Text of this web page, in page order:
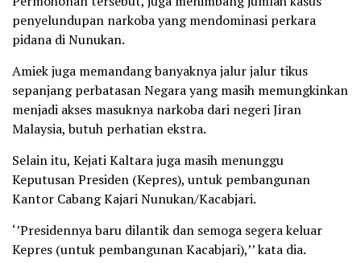
penyelundupan narkoba yang mendominasi perkara
pidana di Nunukan.
Amiek juga memandang banyaknya jalur jalur tikus
sepanjang perbatasan Negara yang masih memungkinkan
menjadi akses masuknya narkoba dari negeri Jiran
Malaysia, butuh perhatian ekstra.
Selain itu, Kejati Kaltara juga masih menunggu
Keputusan Presiden (Kepres), untuk pembangunan
Kantor Cabang Kajari Nunukan/Kacabjari.
‘’Presidennya baru dilantik dan semoga segera keluar
Kepres (untuk pembangunan Kacabjari),’’ kata dia.